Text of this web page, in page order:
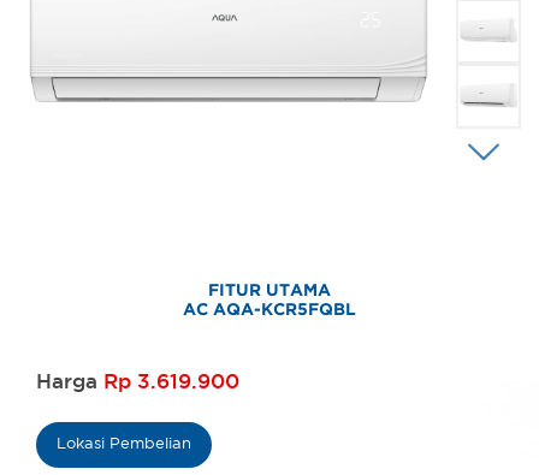
FITUR UTAMA
AC AQA-KCR5FQBL
Harga Rp 3.619.900
Lokasi Pembelian